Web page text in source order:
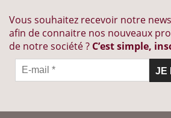
Vous souhaitez recevoir notre
afin de connaitre nos nouveaux
de notre société ? C’est simple,